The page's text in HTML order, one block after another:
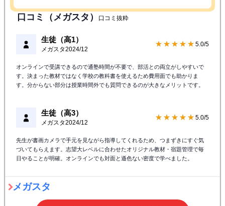
口コミ（メガスタ） 口コミ抜粋
生徒（高1）
メガスタ2024/12
★★★★★ 5.0/5
オンラインで受講できるので通塾時間が不要で、部活との両立がしやすいで
す。決まった教材ではなく学校の教科書を使えるため費用面でも助かりま
す。分からない部分は授業時間外でも質問できるのが大きなメリットです。
生徒（高3）
メガスタ2024/12
★★★★★ 5.0/5
先生が書画カメラで手元を見ながら指導してくれるため、つまずきにすぐ気
づいてもらえます。志望大レベルに合わせたオリジナル教材・宿題管理で毎
日やることが明確。オンラインでも対面と遜色ない密度で学べました。
メガスタ